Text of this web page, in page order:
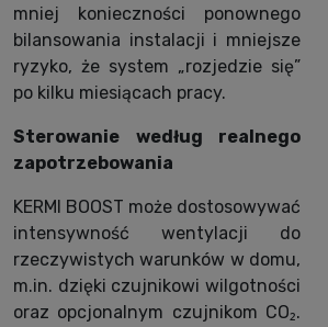
mniej konieczności ponownego
bilansowania instalacji i mniejsze
ryzyko, że system „rozjedzie się”
po kilku miesiącach pracy.
Sterowanie według realnego
zapotrzebowania
KERMI BOOST może dostosowywać
intensywność wentylacji do
rzeczywistych warunków w domu,
m.in. dzięki czujnikowi wilgotności
oraz opcjonalnym czujnikom CO₂.